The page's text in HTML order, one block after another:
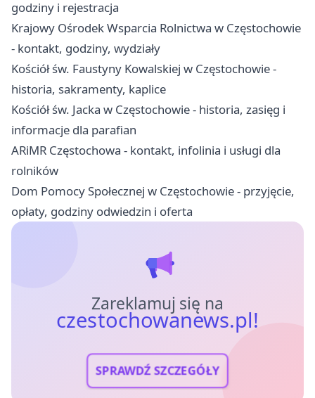
godziny i rejestracja
Krajowy Ośrodek Wsparcia Rolnictwa w Częstochowie
- kontakt, godziny, wydziały
Kościół św. Faustyny Kowalskiej w Częstochowie -
historia, sakramenty, kaplice
Kościół św. Jacka w Częstochowie - historia, zasięg i
informacje dla parafian
ARiMR Częstochowa - kontakt, infolinia i usługi dla
rolników
Dom Pomocy Społecznej w Częstochowie - przyjęcie,
opłaty, godziny odwiedzin i oferta
Zareklamuj się na
czestochowanews.pl!
SPRAWDŹ SZCZEGÓŁY